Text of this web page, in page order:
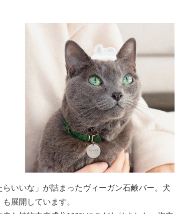
いいな」が詰まったヴィーガン石鹸バー。犬
展開しています。